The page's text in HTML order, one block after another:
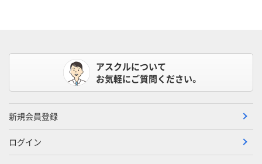
アスクルについて
お気軽にご質問ください。
新規会員登録
ログイン